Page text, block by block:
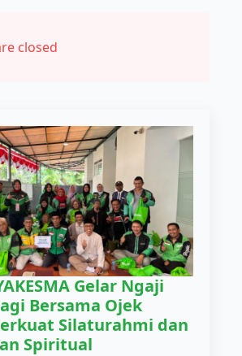
closed
Gelar Ngaji
Bersama Ojek
Silaturahmi dan
Spiritual